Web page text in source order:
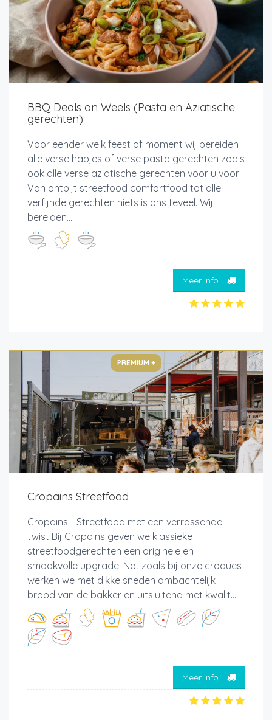
BBQ Deals on Weels (Pasta en Aziatische
gerechten)
Voor eender welk feest of moment wij bereiden
alle verse hapjes of verse pasta gerechten zoals
ook alle verse aziatische gerechten voor u voor.
Van ontbijt streetfood comfortfood tot alle
verfijnde gerechten niets is ons teveel. Wij
bereiden...
Meer info
PREMIUM +
Cropains Streetfood
Cropains - Streetfood met een verrassende
twist Bij Cropains geven we klassieke
streetfoodgerechten een originele en
smaakvolle upgrade. Net zoals bij onze croques
werken we met dikke sneden ambachtelijk
brood van de bakker en uitsluitend met kwalit...
Meer info